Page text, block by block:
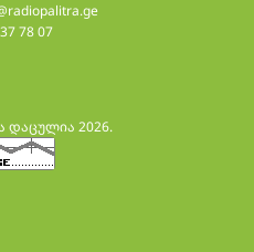
დაცულია 2026.
78 07